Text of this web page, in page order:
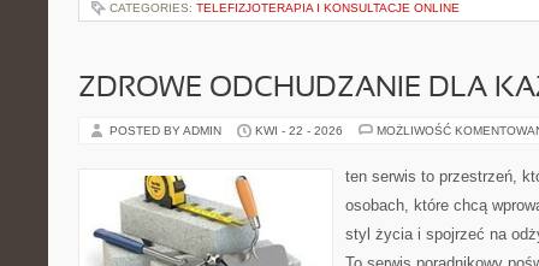
CATEGORIES: TELEFIZJOTERAPIA I KONSULTACJE ONLINE
ZDROWE ODCHUDZANIE DLA
POSTED BY ADMIN KWI - 22 - 2026 MOŻLIWOŚĆ
ten serwis to przestrzeń,
osobach, które chcą
styl życia i spojrzeć na